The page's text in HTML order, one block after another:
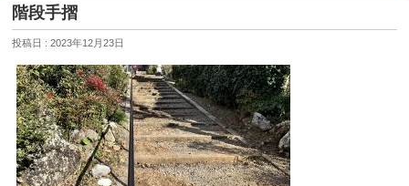
階段手摺
投稿日 : 2023年12月23日